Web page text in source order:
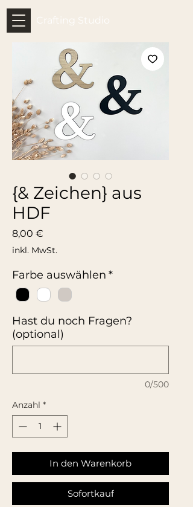
Crafting Studio
{& Zeichen} aus
HDF
8,00 €
inkl. MwSt.
Farbe auswählen *
Hast du noch Fragen?
(optional)
0/500
Anzahl *
In den Warenkorb
Sofortkauf